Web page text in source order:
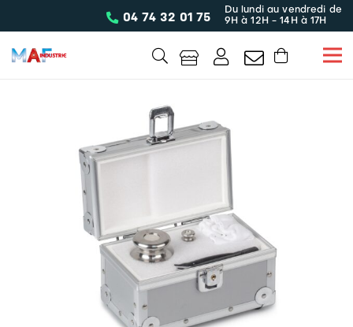
04 74 32 01 75
Du lundi au vendredi de
9H à 12H - 14H à 17H